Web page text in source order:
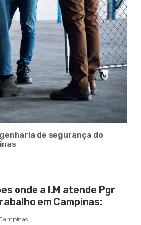
de segurança do
onde a I.M atende Pgr
em Campinas: